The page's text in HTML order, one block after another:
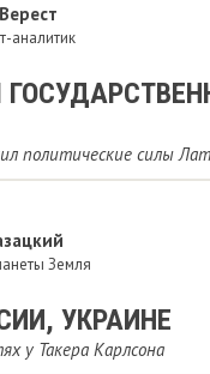
аналитик
политические силы
Земля
УКРАИНЕ
у Такера Карлсона